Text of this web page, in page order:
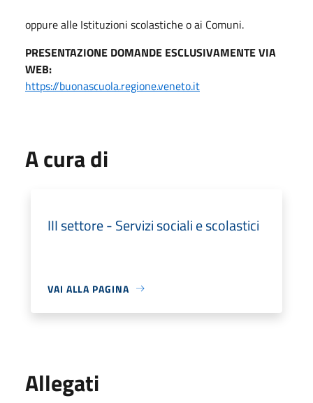
oppure alle Istituzioni scolastiche o ai Comuni.
PRESENTAZIONE DOMANDE ESCLUSIVAMENTE VIA
WEB:
https://buonascuola.regione.veneto.it
A cura di
III settore - Servizi sociali e scolastici
VAI ALLA PAGINA
Allegati